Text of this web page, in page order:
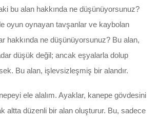
bu alan hakkında ne düşünüyorsunuz?
oyun oynayan tavşanlar ve kaybolan
hakkında ne düşünüyorsunuz? Bu alan,
düşük değil; ancak eşyalarla dolup
Bu alan, işlevsizleşmiş bir alandır.
ele alalım. Ayaklar, kanepe gövdesini
altta düzenli bir alan oluşturur. Bu, sadece